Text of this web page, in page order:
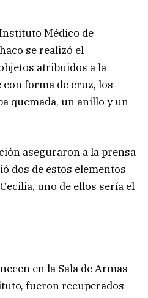
Médico de
se realizó el
atribuidos a la
forma de cruz, los
quemada, un anillo y un
aseguraron a la prensa
dos de estos elementos
uno de ellos sería el
en la Sala de Armas
fueron recuperados